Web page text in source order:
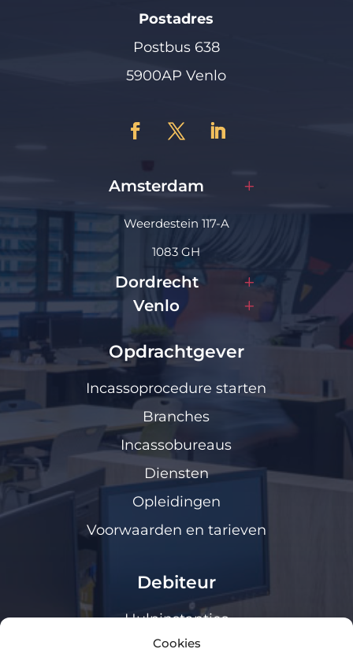
Cookies
Postadres
Postbus 638
5900AP Venlo
Amsterdam
Weerdestein 117-A
1083 GH
Dordrecht
Venlo
Opdrachtgever
Incassoprocedure starten
Branches
Incassobureaus
Diensten
Opleidingen
Voorwaarden en tarieven
Debiteur
Hulpinstanties